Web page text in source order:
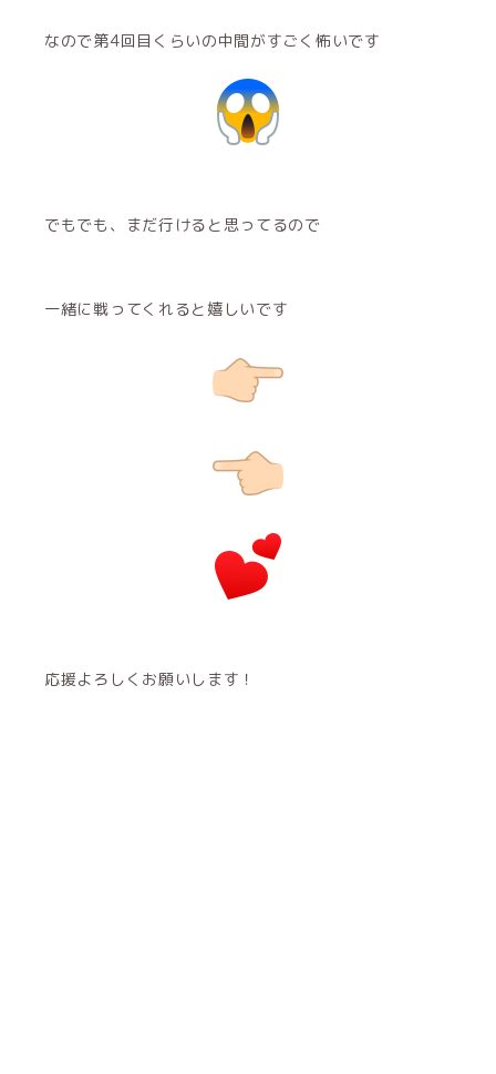
なので第4回目くらいの中間がすごく怖いです
でもでも、まだ行けると思ってるので
一緒に戦ってくれると嬉しいです
応援よろしくお願いします！